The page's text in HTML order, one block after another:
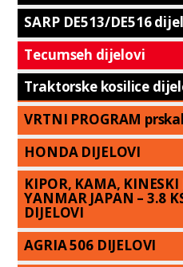
SARP DE513/DE516
Tecumseh dijelovi
Traktorske kosilice
VRTNI PROGRAM
HONDA DIJELOVI
KIPOR, KAMA,
YANMAR JAPAN – 3.8
DIJELOVI
AGRIA 506 DIJELOVI